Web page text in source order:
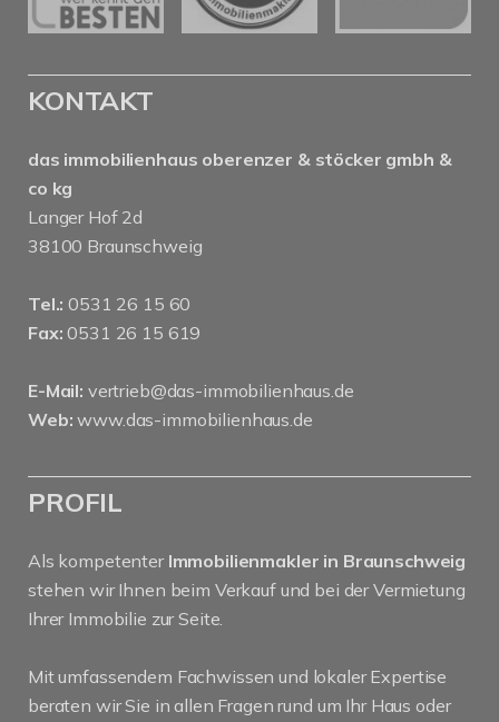
KONTAKT
das immobilienhaus oberenzer & stöcker gmbh &
co kg
Langer Hof 2d
38100 Braunschweig
Tel.: 0531 26 15 60
Fax: 0531 26 15 619
E-Mail: vertrieb@das-immobilienhaus.de
Web: www.das-immobilienhaus.de
PROFIL
Als kompetenter Immobilienmakler in Braunschweig
stehen wir Ihnen beim Verkauf und bei der Vermietung
Ihrer Immobilie zur Seite.
Mit umfassendem Fachwissen und lokaler Expertise
beraten wir Sie in allen Fragen rund um Ihr Haus oder